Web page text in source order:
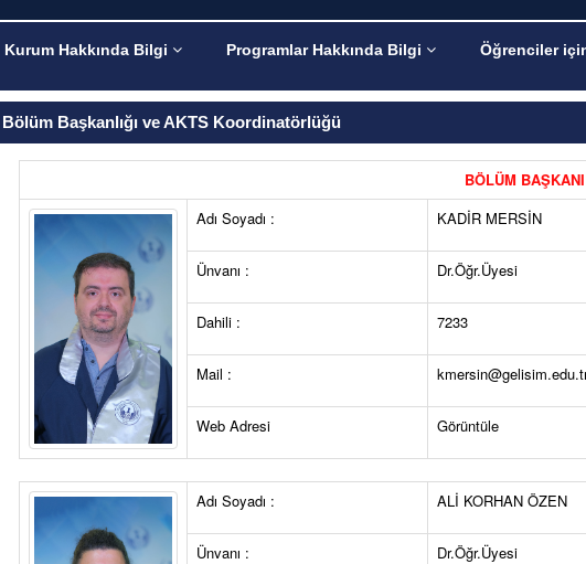
Kurum Hakkında Bilgi Programlar Hakkında Bilgi Öğrenciler
Bölüm Başkanlığı ve AKTS Koordinatörlüğü
BÖLÜM BAŞKANI
Adı Soyadı :
KADİR MERSİN
Ünvanı : Dr.Öğr.Üyesi
Dahili : 7233
Mail :
Web Adresi Görüntüle
Adı Soyadı : ALİ KORHAN ÖZEN
Ünvanı : Dr.Öğr.Üyesi